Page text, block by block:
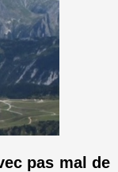
pas mal de